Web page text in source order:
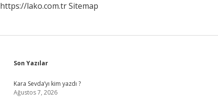
https://lako.com.trSitemap
Sidebar
Son Yazılar
Kara Sevda’yı kim yazdı ?
Ağustos 7, 2026